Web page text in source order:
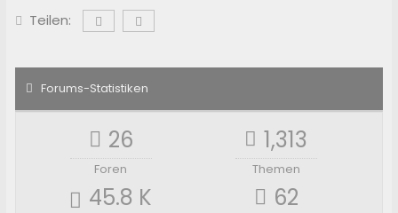
Teilen:
Forums-Statistiken
26
Foren
1,313
Themen
45.8 K 62